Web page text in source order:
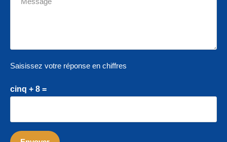
Saisissez votre réponse en chiffres
cinq + 8 =